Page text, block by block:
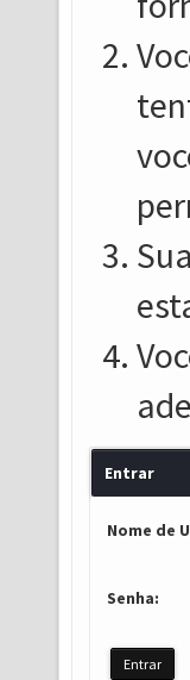
Entrar
Nome de
Senha: